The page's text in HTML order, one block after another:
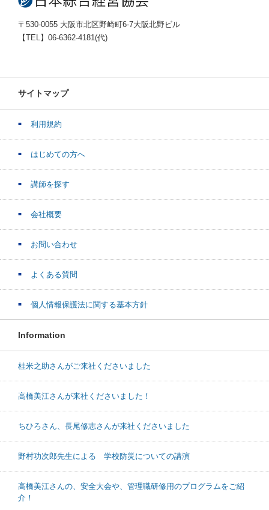
〒530-0055 大阪市北区野崎町6-7大阪北野ビル
【TEL】06-6362-4181(代)
サイトマップ
利用規約
はじめての方へ
講師を探す
会社概要
お問い合わせ
よくある質問
個人情報保護法に関する基本方針
Information
桂米之助さんがご来社くださいました
高橋美江さんが来社くださいました！
ちひろさん、長尾修志さんが来社くださいました
野村功次郎先生による 学校防災についての講演
高橋美江さんの、安全大会や、管理職研修用のプログラムをご紹
介！